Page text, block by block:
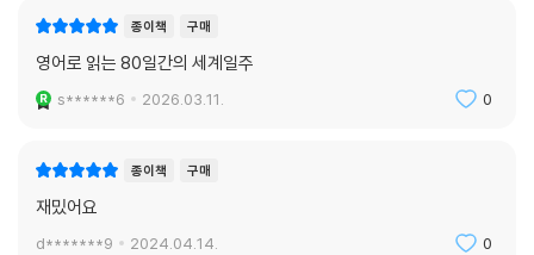
종이책 구매
영어로 읽는 80일간의 세계일주
s******6 2026.03.11. 0
종이책 구매
재밌어요
d*******9 2024.04.14. 0